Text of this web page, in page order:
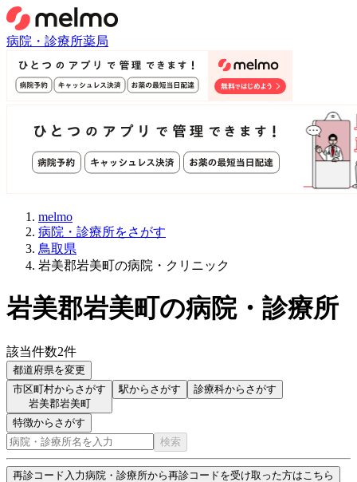
病院・診療所薬局
melmo
病院・診療所をさがす
鳥取県
岩美郡岩美町の病院・クリニック
岩美郡岩美町の病院・診療所
該当件数2件
都道府県を変更
市区町村からさがす
岩美郡岩美町
駅からさがす 診療科からさがす
特徴からさがす
検索
再診コード入力病院・診療所から再診コードを受け取った方はこちら